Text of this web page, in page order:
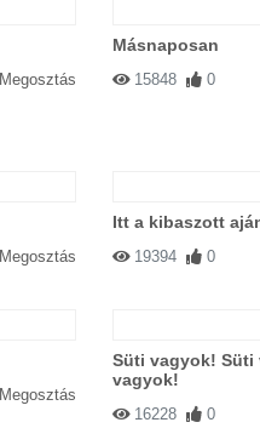
Megosztás
Másnaposan
15848 0
Megosztás
Itt a kibaszott
19394 0
Megosztás
Süti vagyok! Süti
vagyok!
16228 0